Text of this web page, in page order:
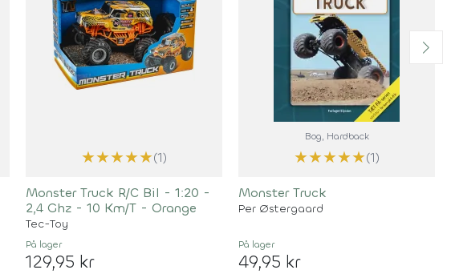
★★★★★(1)
Monster Truck R/C Bil - 1:20 -
2,4 Ghz - 10 Km/T - Orange
Tec-Toy
På lager
129,95 kr
Bog, Hardback
★★★★★(1)
Monster Truck
Per Østergaard
På lager
49,95 kr